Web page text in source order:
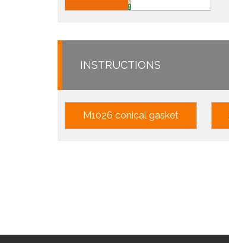
INSTRUCTIONS
M1026 conical gasket